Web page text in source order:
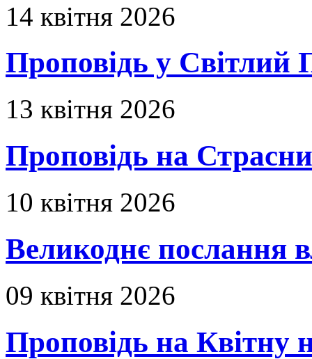
14 квітня 2026
Проповідь у Світлий
13 квітня 2026
Проповідь на
10 квітня 2026
Великоднє послання
09 квітня 2026
Проповідь на Квітну